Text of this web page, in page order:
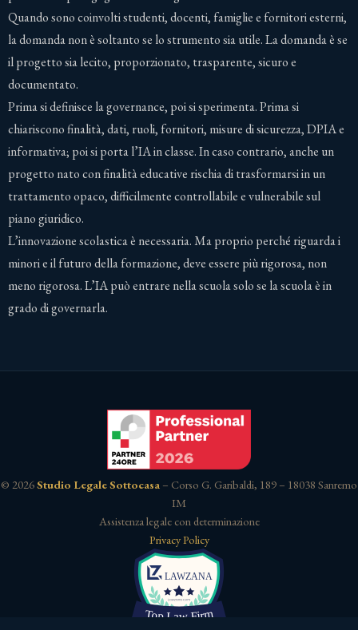
Quando sono coinvolti studenti, docenti, famiglie e fornitori esterni,
la domanda non è soltanto se lo strumento sia utile. La domanda è se
il progetto sia lecito, proporzionato, trasparente, sicuro e
documentato.
Prima si definisce la governance, poi si sperimenta. Prima si
chiariscono finalità, dati, ruoli, fornitori, misure di sicurezza, DPIA e
informativa; poi si porta l’IA in classe. In caso contrario, anche un
progetto nato con finalità educative rischia di trasformarsi in un
trattamento opaco, difficilmente controllabile e vulnerabile sul
piano giuridico.
L’innovazione scolastica è necessaria. Ma proprio perché riguarda i
minori e il futuro della formazione, deve essere più rigorosa, non
meno rigorosa. L’IA può entrare nella scuola solo se la scuola è in
grado di governarla.
© 2026Studio Legale Sottocasa – Corso G. Garibaldi, 189 – 18038 Sanremo
IM
Assistenza legale con determinazione
Privacy Policy